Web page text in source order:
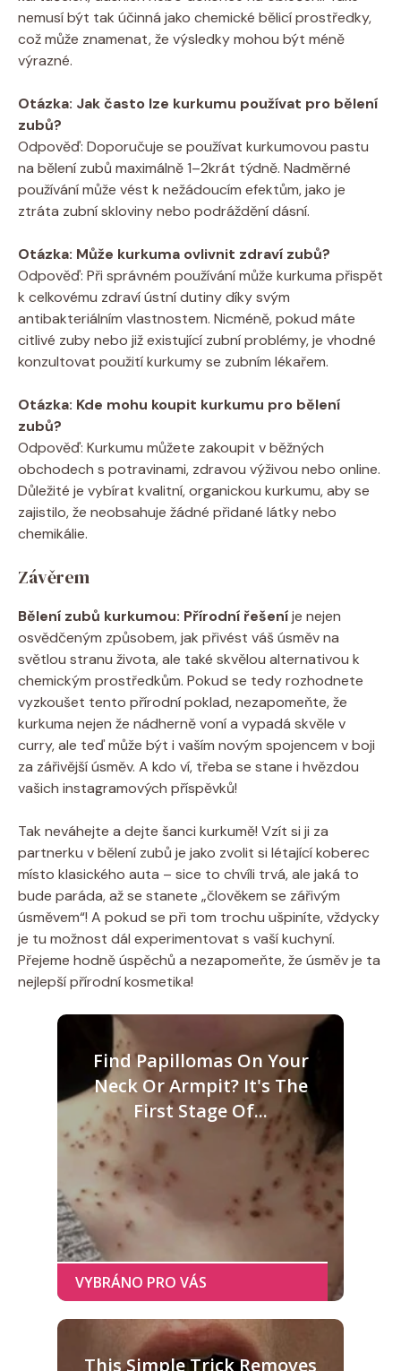
nemusí být tak účinná jako chemické bělicí prostředky,
což může znamenat, že výsledky mohou být méně
výrazné.
Otázka: Jak často lze kurkumu používat pro bělení
zubů?
Odpověď: Doporučuje se používat kurkumovou pastu
na bělení zubů maximálně 1–2krát týdně. Nadměrné
používání může vést k nežádoucím efektům, jako je
ztráta zubní skloviny nebo podráždění dásní.
Otázka: Může kurkuma ovlivnit zdraví zubů?
Odpověď: Při správném používání může kurkuma přispět
k celkovému zdraví ústní dutiny díky svým
antibakteriálním vlastnostem. Nicméně, pokud máte
citlivé zuby nebo již existující zubní problémy, je vhodné
konzultovat použití kurkumy se zubním lékařem.
Otázka: Kde mohu koupit kurkumu pro bělení
zubů?
Odpověď: Kurkumu můžete zakoupit v běžných
obchodech s potravinami, zdravou výživou nebo online.
Důležité je vybírat kvalitní, organickou kurkumu, aby se
zajistilo, že neobsahuje žádné přidané látky nebo
chemikálie.
Závěrem
Bělení zubů kurkumou: Přírodní řešeníje nejen
osvědčeným způsobem, jak přivést váš úsměv na
světlou stranu života, ale také skvělou alternativou k
chemickým prostředkům. Pokud se tedy rozhodnete
vyzkoušet tento přírodní poklad, nezapomeňte, že
kurkuma nejen že nádherně voní a vypadá skvěle v
curry, ale teď může být i vaším novým spojencem v boji
za zářivější úsměv. A kdo ví, třeba se stane i hvězdou
vašich instagramových příspěvků!
Tak neváhejte a dejte šanci kurkumě! Vzít si ji za
partnerku v bělení zubů je jako zvolit si létající koberec
místo klasického auta – sice to chvíli trvá, ale jaká to
bude paráda, až se stanete „člověkem se zářivým
úsměvem“! A pokud se při tom trochu ušpiníte, vždycky
je tu možnost dál experimentovat s vaší kuchyní.
Přejeme hodně úspěchů a nezapomeňte, že úsměv je ta
nejlepší přírodní kosmetika!
Find Papillomas On Your
Neck Or Armpit? It's The
First Stage Of...
This Simple Trick Removes